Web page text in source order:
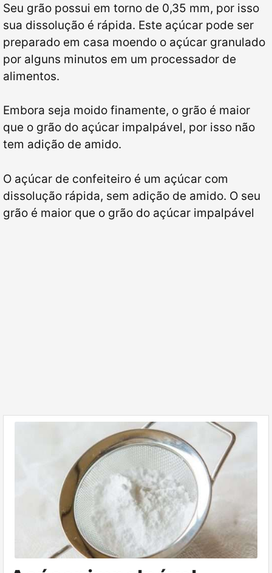
Seu grão possui em torno de 0,35 mm, por isso
sua dissolução é rápida. Este açúcar pode ser
preparado em casa moendo o açúcar granulado
por alguns minutos em um processador de
alimentos.
Embora seja moido finamente, o grão é maior
que o grão do açúcar impalpável, por isso não
tem adição de amido.
O açúcar de confeiteiro é um açúcar com
dissolução rápida, sem adição de amido. O seu
grão é maior que o grão do açúcar impalpável